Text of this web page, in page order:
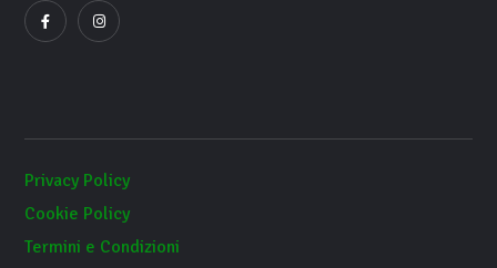
Privacy Policy
Cookie Policy
Termini e Condizioni